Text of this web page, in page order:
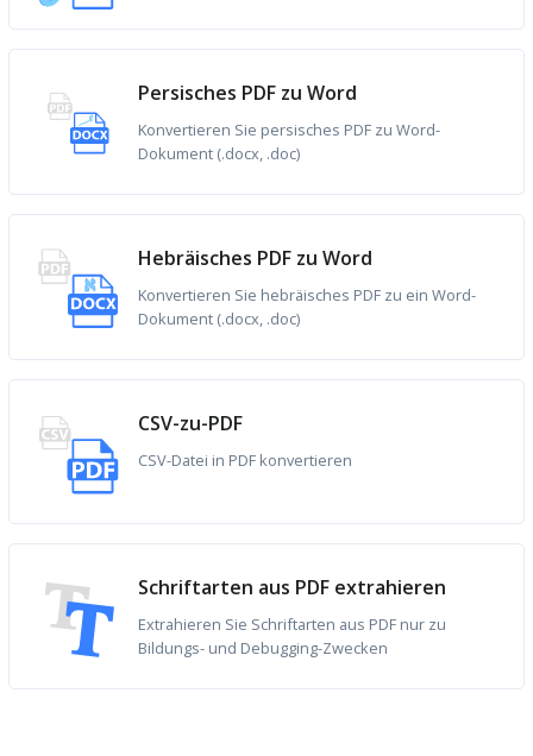
Persisches PDF zu Word
Konvertieren Sie persisches PDF zu Word-
Dokument (.docx, .doc)
Hebräisches PDF zu Word
Konvertieren Sie hebräisches PDF zu ein Word-
Dokument (.docx, .doc)
CSV-zu-PDF
CSV-Datei in PDF konvertieren
Schriftarten aus PDF extrahieren
Extrahieren Sie Schriftarten aus PDF nur zu
Bildungs- und Debugging-Zwecken